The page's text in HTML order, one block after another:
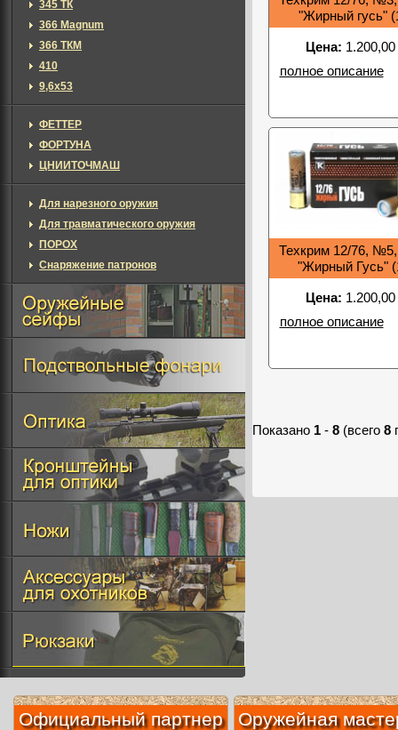
"Жирный гусь"
Цена:
полное описание
Техкрим 12/76, №5,
"Жирный Гусь"
Цена:
полное описание
Показано 1 - 8 (всего 8
345 ТК
366 Magnum
366 ТКМ
410
9,6х53
ФЕТТЕР
ФОРТУНА
ЦНИИТОЧМАШ
Для нарезного оружия
Для травматического оружия
ПОРОХ
Снаряжение патронов
Официальный партнер Оружейная